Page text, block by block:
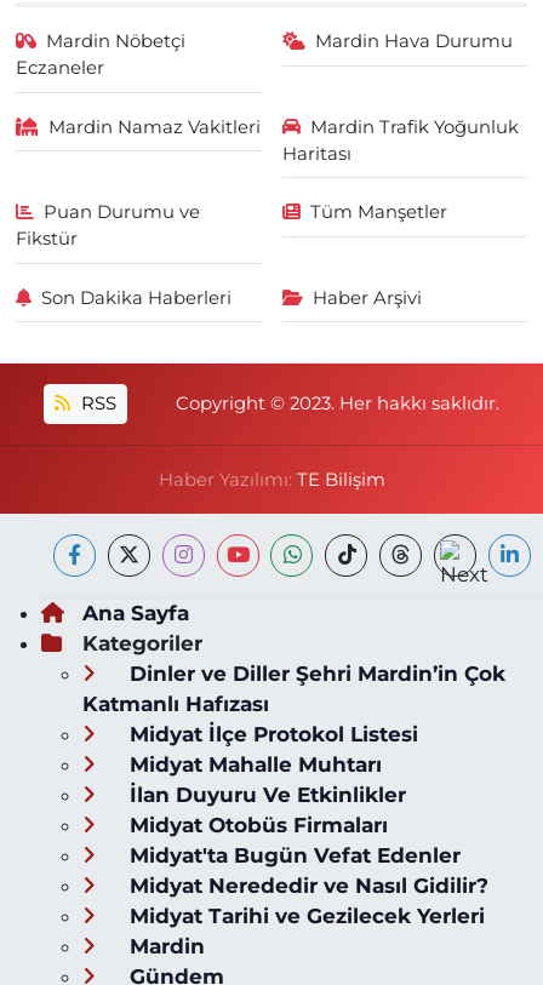
Mardin Nöbetçi
Eczaneler
Mardin Hava Durumu
Mardin Namaz Vakitleri
Mardin Trafik Yoğunluk
Haritası
Puan Durumu ve
Fikstür
Tüm Manşetler
Son Dakika Haberleri Haber Arşivi
RSS Copyright © 2023. Her hakkı saklıdır.
Haber Yazılımı: TE Bilişim
Ana Sayfa
Kategoriler
Dinler ve Diller Şehri Mardin’in Çok
Katmanlı Hafızası
Midyat İlçe Protokol Listesi
Midyat Mahalle Muhtarı
İlan Duyuru Ve Etkinlikler
Midyat Otobüs Firmaları
Midyat'ta Bugün Vefat Edenler
Midyat Nerededir ve Nasıl Gidilir?
Midyat Tarihi ve Gezilecek Yerleri
Mardin
Gündem